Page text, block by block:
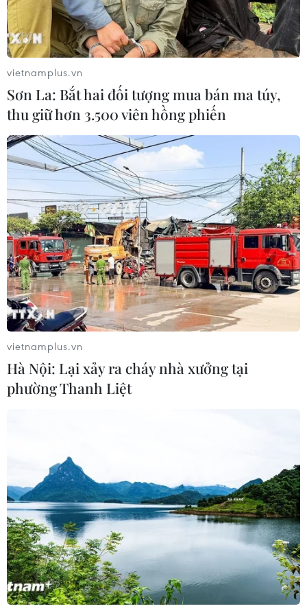
tàu cá neo đậu tránh trú bão RAI và phun khử
khuẩn, bảo đảm an toàn trong phòng, chống
dịch COVID-19 chiều 16/12. (Ảnh: TTXVN phát)
Cũng trong sáng 17/12, thông tin từ huyện đảo
Trường Sa, tỉnh Khánh Hòa cho biết đã có trên
50 lượt tàu cá với khoảng 500 ngư dân các tỉnh
Quảng Nam, Quảng Ngãi, Bình Định, Phú Yên và
Khánh Hòa vào các âu tàu thuộc đảo Song Tử
Tây và đảo Sinh Tồn, huyện Trường Sa để tránh,
trú bão Rai.
Theo Trung tâm Dự báo Khí tượng Thủy văn
Quốc gia, hồi 7 giờ ngày 17/12, vị trí tâm bão Rai
ở trên vùng biển phía Tây miền Trung
cấp 17. Dự báo trong 24 giờ tới, bão di chuyển
nhanh theo hướng Tây Tây Bắc, mỗi giờ đi được
20-25km, cường độ suy yếu dần, khoảng chiều
tối 17/12 bão sẽ đi vào Biển Đông. Đến 7 giờ
ngày 18/12, vị trí tâm bão ở cách đảo Song Tử
Tây khoảng 200km về phía Đông, với sức gió
mạnh nhất vùng gần tâm bão mạnh cấp 13-14
(135-165km/giờ), giật cấp 17.
vietnamplus.vn
Sơn La: Bắt hai đối tượng mua bán ma túy,
thu giữ hơn 3.500 viên hồng phiến
vietnamplus.vn
Hà Nội: Lại xảy ra cháy nhà xưởng tại
phường Thanh Liệt